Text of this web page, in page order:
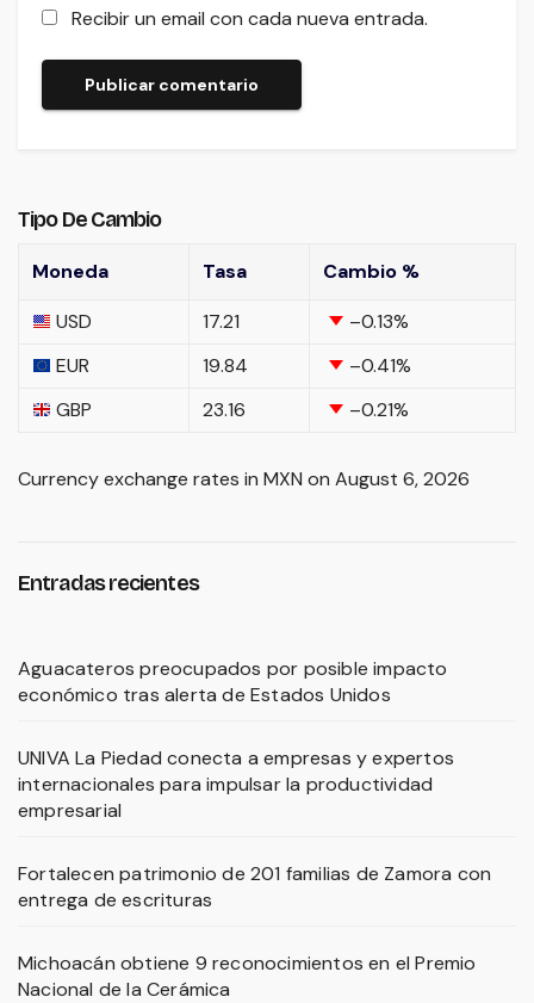
Recibir un email con cada nueva entrada.
Tipo De Cambio
Moneda Tasa
Cambio %
USD
17.21 –0.13%
EUR
19.84 –0.41%
GBP
23.16 –0.21%
Currency exchange rates in MXN on August 6, 2026
Entradas recientes
Aguacateros preocupados por posible impacto
económico tras alerta de Estados Unidos
UNIVA La Piedad conecta a empresas y expertos
internacionales para impulsar la productividad
empresarial
Fortalecen patrimonio de 201 familias de Zamora con
entrega de escrituras
Michoacán obtiene 9 reconocimientos en el Premio
Nacional de la Cerámica